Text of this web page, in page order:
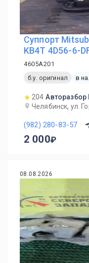
Суппорт
KB4T 4D56-6-
4605A201
б.у. оригинал
в
204
Челябинск, ул.
(982) 280-83-57
2 000
08.08.2026